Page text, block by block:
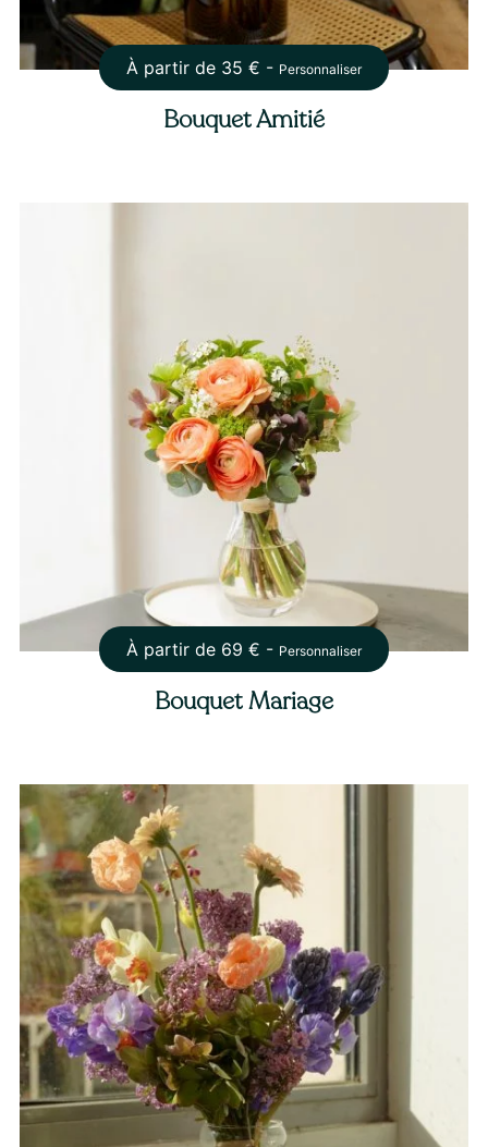
À partir de 35 € - Personnaliser
Bouquet Amitié
À partir de 69 € - Personnaliser
Bouquet Mariage